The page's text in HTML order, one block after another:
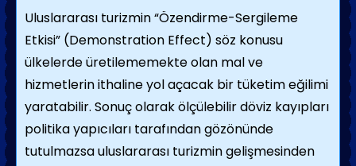
Uluslararası turizmin “Özendirme-Sergileme
Etkisi” (Demonstration Effect) söz konusu
ülkelerde üretilememekte olan mal ve
hizmetlerin ithaline yol açacak bir tüketim eğilimi
yaratabilir. Sonuç olarak ölçülebilir döviz kayıpları
politika yapıcıları tarafından gözönünde
tutulmazsa uluslararası turizmin gelişmesinden